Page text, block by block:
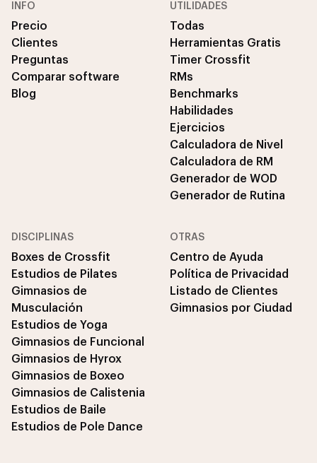
INFO
Precio
Clientes
Preguntas
Comparar software
Blog
UTILIDADES
Todas
Herramientas Gratis
Timer Crossfit
RMs
Benchmarks
Habilidades
Ejercicios
Calculadora de Nivel
Calculadora de RM
Generador de WOD
Generador de Rutina
DISCIPLINAS
Boxes de Crossfit
Estudios de Pilates
Gimnasios de
Musculación
Estudios de Yoga
Gimnasios de Funcional
Gimnasios de Hyrox
Gimnasios de Boxeo
Gimnasios de Calistenia
Estudios de Baile
Estudios de Pole Dance
OTRAS
Centro de Ayuda
Política de Privacidad
Listado de Clientes
Gimnasios por Ciudad